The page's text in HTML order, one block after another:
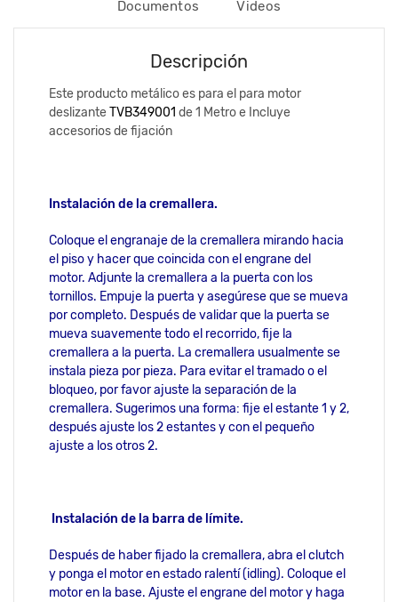
Documentos Videos
Descripción
Este producto metálico es para el para motor
deslizanteTVB349001 de 1 Metro e Incluye
accesorios de fijación
Instalación de la cremallera.
Coloque el engranaje de la cremallera mirando hacia
el piso y hacer que coincida con el engrane del
motor. Adjunte la cremallera a la puerta con los
tornillos. Empuje la puerta y asegúrese que se mueva
por completo. Después de validar que la puerta se
mueva suavemente todo el recorrido, fije la
cremallera a la puerta. La cremallera usualmente se
instala pieza por pieza. Para evitar el tramado o el
bloqueo, por favor ajuste la separación de la
cremallera. Sugerimos una forma: fije el estante 1 y 2,
después ajuste los 2 estantes y con el pequeño
ajuste a los otros 2.
Instalación de la barra de límite.
Después de haber fijado la cremallera, abra el clutch
y ponga el motor en estado ralentí (idling). Coloque el
motor en la base. Ajuste el engrane del motor y haga